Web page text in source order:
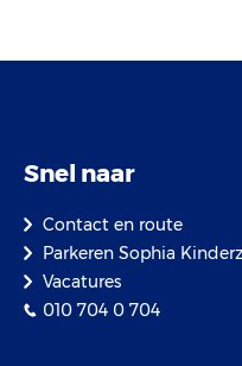
Snel naar
Contact en route
Parkeren Sophia
Vacatures
010 704 0 704